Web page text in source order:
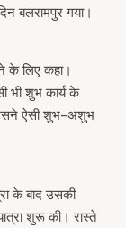
बलरामपुर गया।
के लिए कहा।
भी शुभ कार्य के
उसने ऐसी शुभ-अशुभ
के बाद उसकी
शुरू की। रास्ते